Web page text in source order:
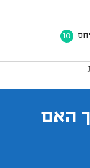
יחס 10
אך האם